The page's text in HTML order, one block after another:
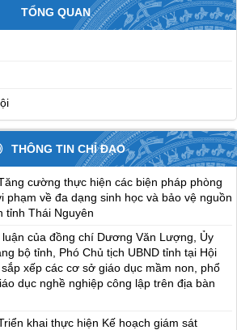
TỔNG QUAN
THÔNG TIN CHỈ ĐẠO
cường thực hiện các biện pháp phòng
phạm về đa dạng sinh học và bảo vệ nguồn
tỉnh Thái Nguyên
của đồng chí Dương Văn Lượng, Ủy
bộ tỉnh, Phó Chủ tịch UBND tỉnh tại Hội
xếp các cơ sở giáo dục mầm non, phổ
dục nghề nghiệp công lập trên địa bàn
khai thực hiện Kế hoạch giám sát